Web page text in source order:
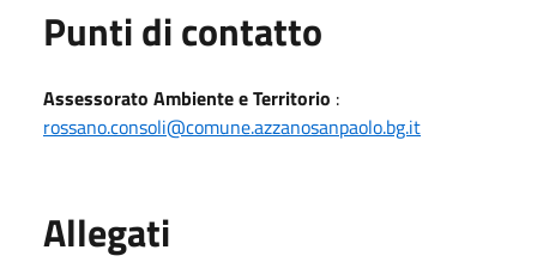
Punti di contatto
Assessorato Ambiente e Territorio :
rossano.consoli@comune.azzanosanpaolo.bg.it
Allegati